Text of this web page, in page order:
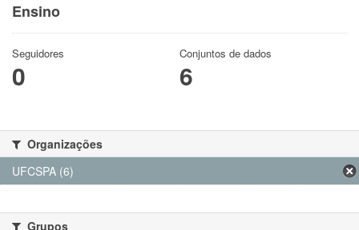
Ensino
Seguidores
0
Conjuntos de dados
6
Organizações
UFCSPA (6)
Grupos